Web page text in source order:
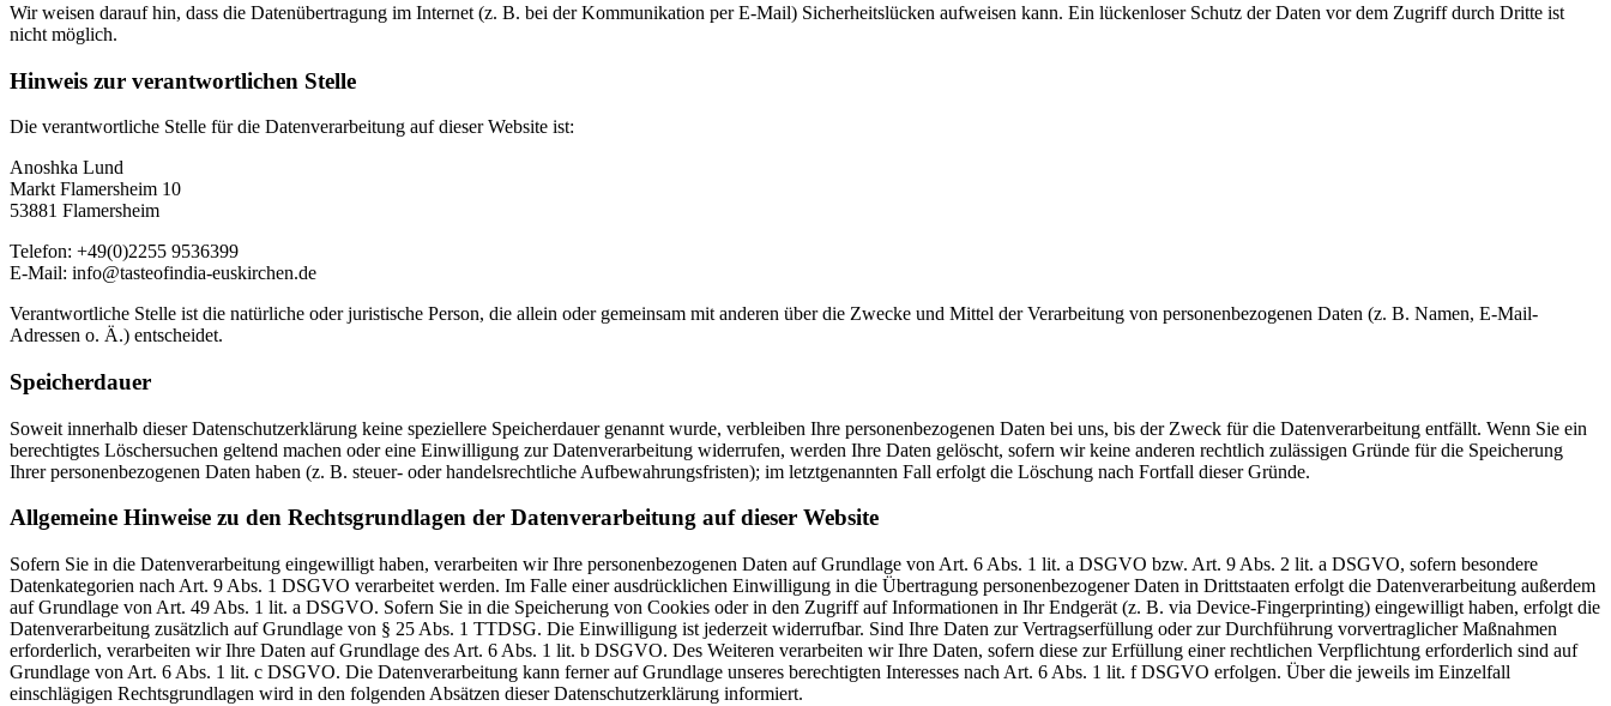
Wir weisen darauf hin, dass die Datenübertragung im Internet (z. B. bei der Kommunikation per E-Mail) Sicherheitslücken aufweisen kann. Ein lückenloser Schutz der Daten vor dem Zugriff durch Dritte ist
nicht möglich.
Hinweis zur verantwortlichen Stelle
Die verantwortliche Stelle für die Datenverarbeitung auf dieser Website ist:
Anoshka Lund
Markt Flamersheim 10
53881 Flamersheim
Telefon: +49(0)2255 9536399
E-Mail: info@tasteofindia-euskirchen.de
Verantwortliche Stelle ist die natürliche oder juristische Person, die allein oder gemeinsam mit anderen über die Zwecke und Mittel der Verarbeitung von personenbezogenen Daten (z. B. Namen, E-Mail-
Adressen o. Ä.) entscheidet.
Speicherdauer
Soweit innerhalb dieser Datenschutzerklärung keine speziellere Speicherdauer genannt wurde, verbleiben Ihre personenbezogenen Daten bei uns, bis der Zweck für die Datenverarbeitung entfällt. Wenn Sie ein
berechtigtes Löschersuchen geltend machen oder eine Einwilligung zur Datenverarbeitung widerrufen, werden Ihre Daten gelöscht, sofern wir keine anderen rechtlich zulässigen Gründe für die Speicherung
Ihrer personenbezogenen Daten haben (z. B. steuer- oder handelsrechtliche Aufbewahrungsfristen); im letztgenannten Fall erfolgt die Löschung nach Fortfall dieser Gründe.
Allgemeine Hinweise zu den Rechtsgrundlagen der Datenverarbeitung auf dieser Website
Sofern Sie in die Datenverarbeitung eingewilligt haben, verarbeiten wir Ihre personenbezogenen Daten auf Grundlage von Art. 6 Abs. 1 lit. a DSGVO bzw. Art. 9 Abs. 2 lit. a DSGVO, sofern besondere
Datenkategorien nach Art. 9 Abs. 1 DSGVO verarbeitet werden. Im Falle einer ausdrücklichen Einwilligung in die Übertragung personenbezogener Daten in Drittstaaten erfolgt die Datenverarbeitung außerdem
auf Grundlage von Art. 49 Abs. 1 lit. a DSGVO. Sofern Sie in die Speicherung von Cookies oder in den Zugriff auf Informationen in Ihr Endgerät (z. B. via Device-Fingerprinting) eingewilligt haben, erfolgt die
Datenverarbeitung zusätzlich auf Grundlage von § 25 Abs. 1 TTDSG. Die Einwilligung ist jederzeit widerrufbar. Sind Ihre Daten zur Vertragserfüllung oder zur Durchführung vorvertraglicher Maßnahmen
erforderlich, verarbeiten wir Ihre Daten auf Grundlage des Art. 6 Abs. 1 lit. b DSGVO. Des Weiteren verarbeiten wir Ihre Daten, sofern diese zur Erfüllung einer rechtlichen Verpflichtung erforderlich sind auf
Grundlage von Art. 6 Abs. 1 lit. c DSGVO. Die Datenverarbeitung kann ferner auf Grundlage unseres berechtigten Interesses nach Art. 6 Abs. 1 lit. f DSGVO erfolgen. Über die jeweils im Einzelfall
einschlägigen Rechtsgrundlagen wird in den folgenden Absätzen dieser Datenschutzerklärung informiert.